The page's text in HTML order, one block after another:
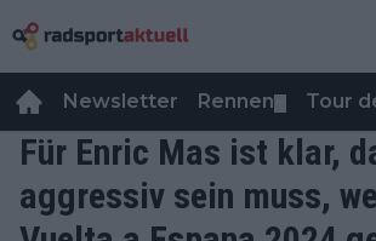
Newsletter Rennen Tour
Für Enric Mas ist klar,
aggressiv sein muss,